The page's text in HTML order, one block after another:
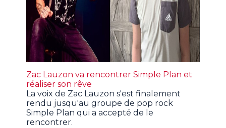
Zac Lauzon va rencontrer Simple Plan et
réaliser son rêve
La voix de Zac Lauzon s'est finalement
rendu jusqu'au groupe de pop rock
Simple Plan qui a accepté de le
rencontrer.